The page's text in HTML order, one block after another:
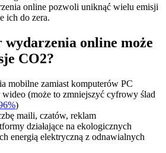
online pozwoli uniknąć wielu emisji
ich do zera.
online może
CO2?
mobilne zamiast komputerów PC
wideo (może to zmniejszyć cyfrowy ślad
)
maili, czatów, reklam
działające na ekologicznych
energią elektryczną z odnawialnych